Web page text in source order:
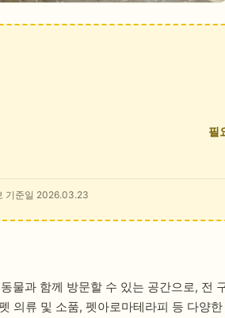
필
기준일 2026.03.23
물과 함께 방문할 수 있는 공간으로, 전
의류 및 소품, 펫아로마테라피 등 다양